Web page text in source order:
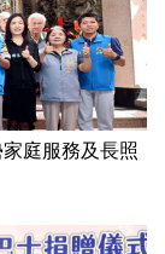
庭服務及長照